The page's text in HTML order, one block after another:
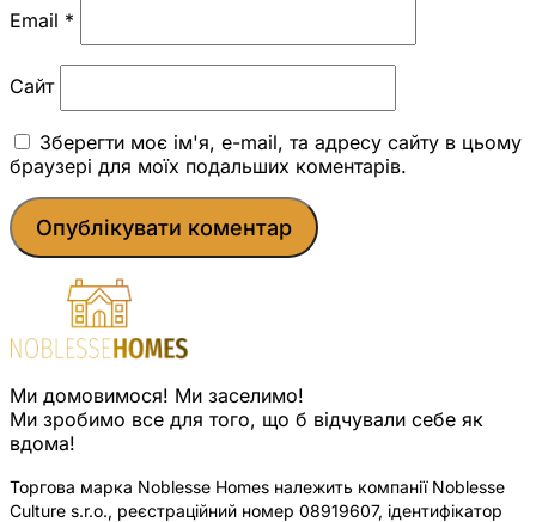
Email *
Сайт
Зберегти моє ім'я, e-mail, та адресу сайту в цьому
браузері для моїх подальших коментарів.
Ми домовимося! Ми заселимо!
Ми зробимо все для того, що б відчували себе як
вдома!
Торгова марка Noblesse Homes належить компанії Noblesse
Culture s.r.o., реєстраційний номер 08919607, ідентифікатор